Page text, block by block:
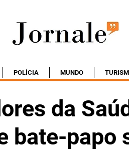
POLÍCIA MUNDO
da
bate-papo